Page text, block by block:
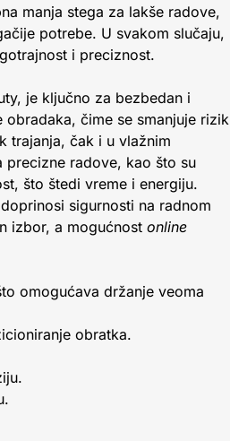
manja stega za lakše radove,
potrebe. U svakom slučaju,
i preciznost.
je ključno za bezbedan i
čime se smanjuje rizik
trajanja, čak i u vlažnim
precizne radove, kao što su
što štedi vreme i energiju.
sigurnosti na radnom
izbor, a mogućnost online
omogućava držanje veoma
obratka.